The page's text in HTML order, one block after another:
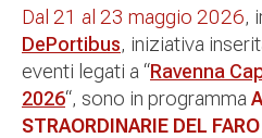
Dal 21 al 23 maggio 2026,
DePortibus, iniziativa
eventi legati a “Ravenna
2026“, sono in programma
STRAORDINARIE DEL